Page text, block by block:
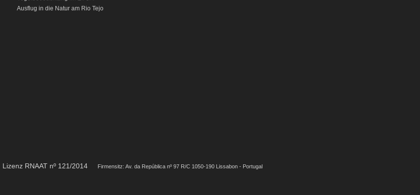
Ausflug in die Natur am Rio Tejo
Lizenz RNAAT nº 121/2014 Firmensitz: Av. da República nº 97 R/C 1050-190 Lissabon - Portugal